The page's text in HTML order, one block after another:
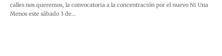
calles nos queremos, la convocatoria a la concentración por el nuevo Ni Una
Menos este sábado 3 de…